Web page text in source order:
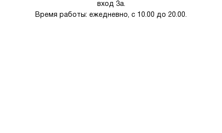
вход 3а.
Время работы: ежедневно, с 10.00 до 20.00.